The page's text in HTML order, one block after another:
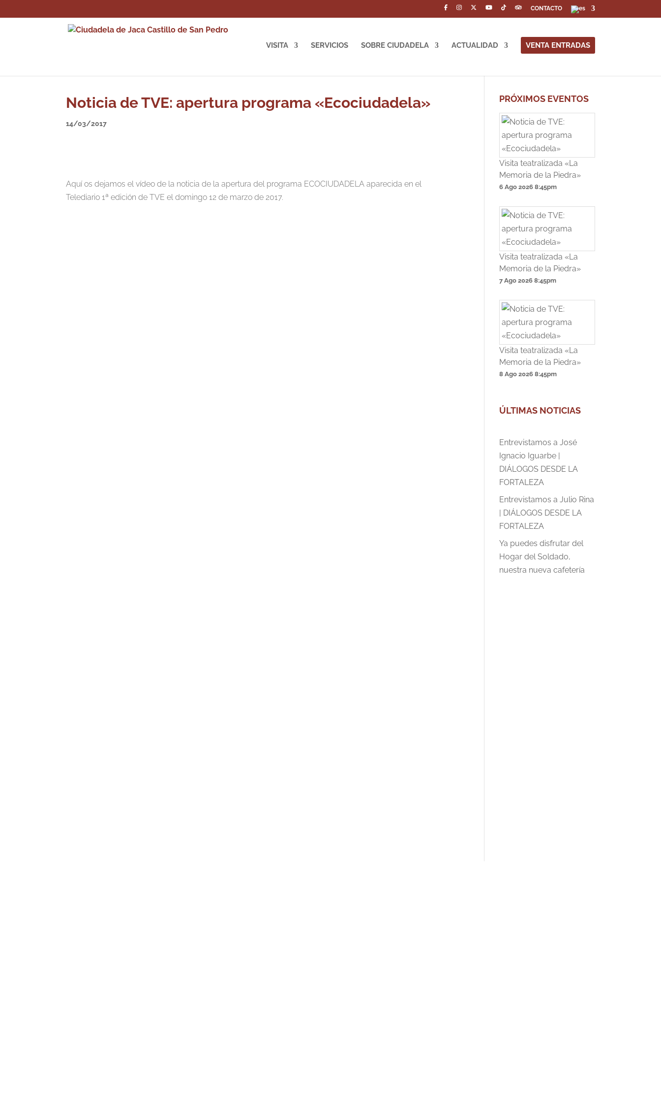
CONTACTO
VISITA SERVICIOS SOBRE CIUDADELA ACTUALIDAD VENTA ENTRADAS
Noticia de TVE: apertura programa «Ecociudadela»
14/03/2017
Aquí os dejamos el vídeo de la noticia de la apertura del programa ECOCIUDADELA aparecida en el
Telediario 1ª edición de TVE el domingo 12 de marzo de 2017.
PRÓXIMOS EVENTOS
Visita teatralizada «La
Memoria de la Piedra»
6 Ago 2026 8:45pm
Visita teatralizada «La
Memoria de la Piedra»
7 Ago 2026 8:45pm
Visita teatralizada «La
Memoria de la Piedra»
8 Ago 2026 8:45pm
ÚLTIMAS NOTICIAS
Entrevistamos a José
Ignacio Iguarbe |
DIÁLOGOS DESDE LA
FORTALEZA
Entrevistamos a Julio Rina
| DIÁLOGOS DESDE LA
FORTALEZA
Ya puedes disfrutar del
Hogar del Soldado,
nuestra nueva cafetería